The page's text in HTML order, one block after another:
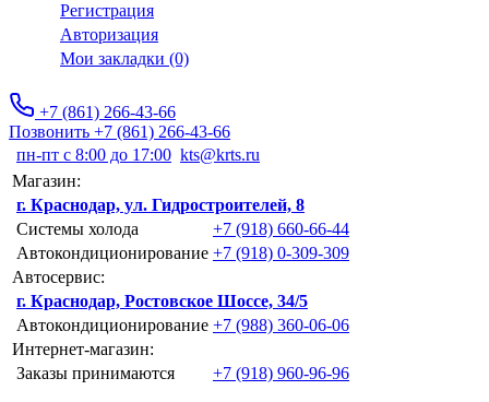
Регистрация
Авторизация
Мои закладки (0)
+7 (861) 266-43-66
Позвонить +7 (861) 266-43-66
пн-пт с 8:00 до 17:00 kts@krts.ru
Магазин:
г. Краснодар, ул. Гидростроителей, 8
Системы холода
+7 (918) 660-66-44
Автокондиционирование +7 (918) 0-309-309
Автосервис:
г. Краснодар, Ростовское Шоссе, 34/5
Автокондиционирование +7 (988) 360-06-06
Интернет-магазин:
Заказы принимаются
+7 (918) 960-96-96